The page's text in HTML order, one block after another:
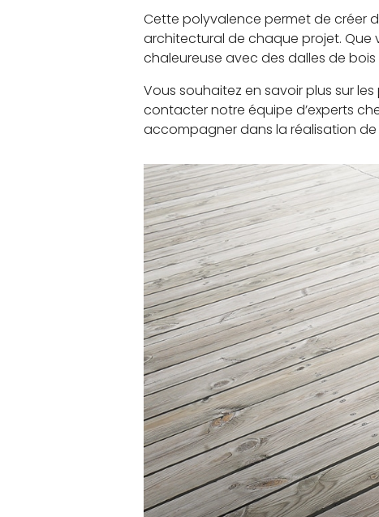
Cette polyvalence permet de créer
architectural de chaque projet. Que
chaleureuse avec des dalles de
Vous souhaitez en savoir plus sur
contacter notre équipe d’experts
accompagner dans la réalisation